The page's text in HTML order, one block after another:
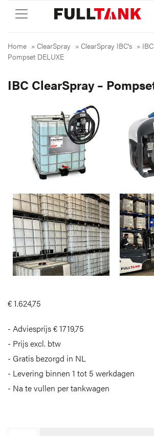
Home » ClearSpray » ClearSpray IBC's »
Pompset DELUXE
IBC ClearSpray –
€1.624,75
Adviesprijs € 1719,75
Prijs excl. btw
Gratis bezorgd in NL
Levering binnen 1 tot 5 werkdagen
Na te vullen per tankwagen